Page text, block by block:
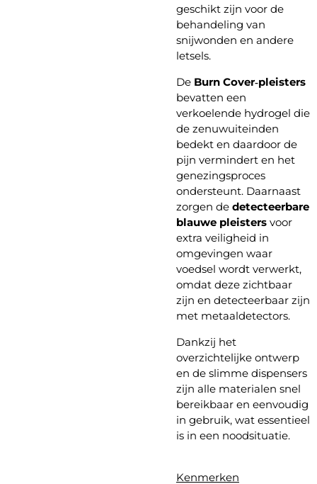
geschikt zijn voor de
behandeling van
snijwonden en andere
letsels.
De Burn Cover‑pleisters
bevatten een
verkoelende hydrogel die
de zenuwuiteinden
bedekt en daardoor de
pijn vermindert en het
genezingsproces
ondersteunt. Daarnaast
zorgen de detecteerbare
blauwe pleisters voor
extra veiligheid in
omgevingen waar
voedsel wordt verwerkt,
omdat deze zichtbaar
zijn en detecteerbaar zijn
met metaaldetectors.
Dankzij het
overzichtelijke ontwerp
en de slimme dispensers
zijn alle materialen snel
bereikbaar en eenvoudig
in gebruik, wat essentieel
is in een noodsituatie.
Kenmerken